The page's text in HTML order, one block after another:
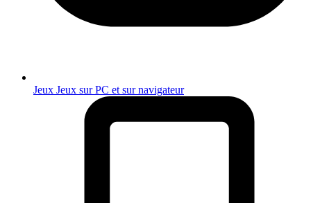
Jeux Jeux sur PC et sur navigateur